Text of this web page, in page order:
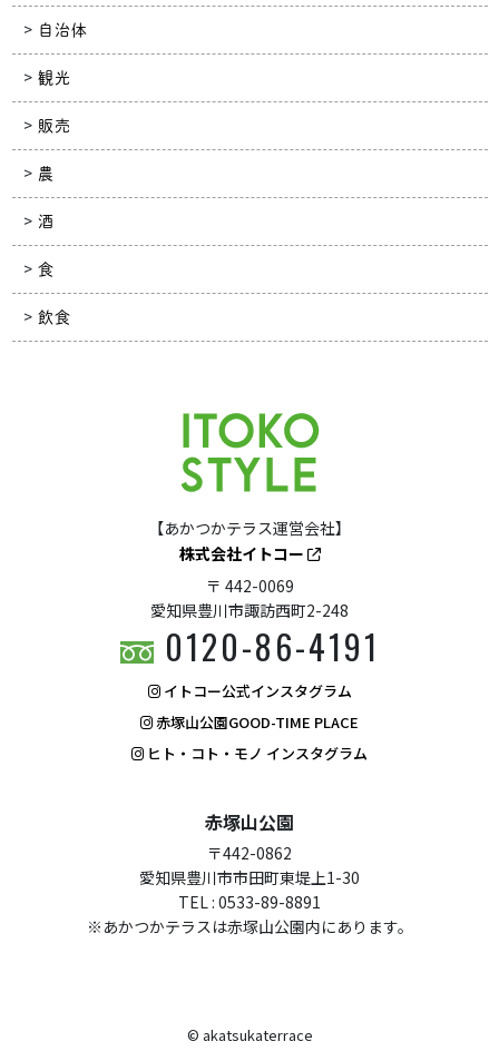
自治体
観光
販売
農
酒
食
飲食
【あかつかテラス運営会社】
株式会社イトコー
〒 442-0069
愛知県豊川市諏訪西町2-248
0120-86-4191
イトコー公式インスタグラム
赤塚山公園GOOD-TIME PLACE
ヒト・コト・モノ インスタグラム
赤塚山公園
〒442-0862
愛知県豊川市市田町東堤上1-30
TEL : 0533-89-8891
※あかつかテラスは赤塚山公園内にあります。
© akatsukaterrace